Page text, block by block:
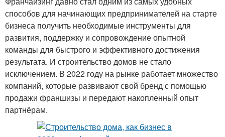
способов для начинающих предпринимателей на старте
бизнеса получить необходимые инструменты для
развития, поддержку и сопровождение опытной
команды для быстрого и эффективного достижения
результата. И строительство домов не стало
исключением. В 2022 году на рынке работает множество
компаний, которые развивают свой бренд с помощью
продажи франшизы и передают накопленный опыт
партнёрам.